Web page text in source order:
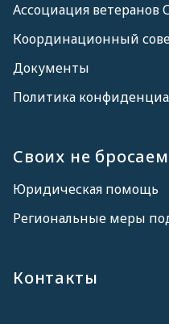
Ассоциация ветеранов
Координационный
Документы
Политика
Своих не бросаем
Юридическая помощь
Региональные меры
Контакты